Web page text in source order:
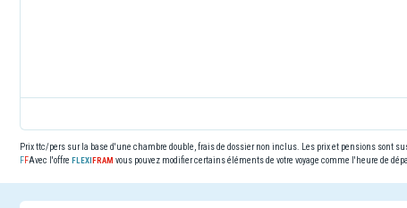
Prix ttc/pers sur la base d'une chambre double, frais de dossier non inclus. Les prix et pensions sont
Avec l'offre
vous pouvez modifier certains éléments de votre voyage comme l'heure de